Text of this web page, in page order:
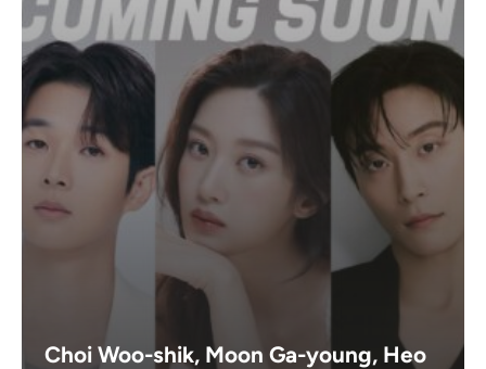
Choi Woo-shik, Moon Ga-young, Heo